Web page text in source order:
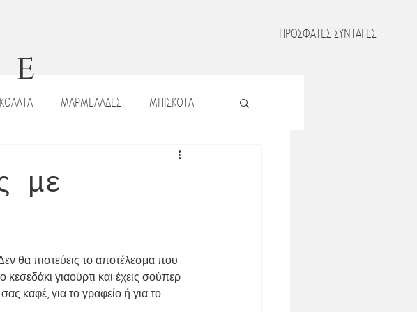
ΠΡΟΣΦΑΤΕΣ ΣΥΝΤΑΓΕΣ
ΜΑΡΜΕΛΑΔΕΣ ΜΠΙΣΚΟΤΑ
ΡΟΦΗΜΑΤΑ
με
θα πιστεύεις το αποτέλεσμα που
κεσεδάκι γιαούρτι και έχεις σούπερ
καφέ, για το γραφείο ή για το